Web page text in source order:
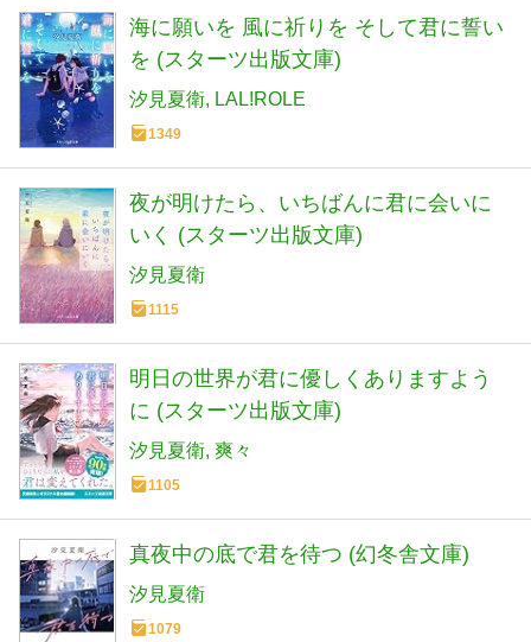
海に願いを 風に祈りを そして君に誓い
を (スターツ出版文庫)
汐見夏衛 LAL!ROLE
1349
夜が明けたら、いちばんに君に会いに
いく (スターツ出版文庫)
汐見夏衛
1115
明日の世界が君に優しくありますよう
に (スターツ出版文庫)
汐見夏衛 爽々
1105
真夜中の底で君を待つ (幻冬舎文庫)
汐見夏衛
1079